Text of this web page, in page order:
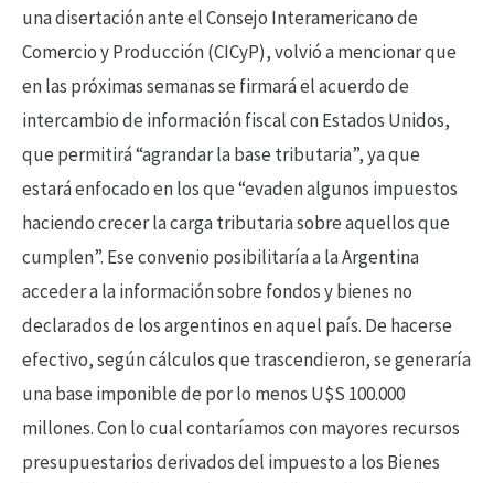
una disertación ante el Consejo Interamericano de
Comercio y Producción (CICyP), volvió a mencionar que
en las próximas semanas se firmará el acuerdo de
intercambio de información fiscal con Estados Unidos,
que permitirá “agrandar la base tributaria”, ya que
estará enfocado en los que “evaden algunos impuestos
haciendo crecer la carga tributaria sobre aquellos que
cumplen”. Ese convenio posibilitaría a la Argentina
acceder a la información sobre fondos y bienes no
declarados de los argentinos en aquel país. De hacerse
efectivo, según cálculos que trascendieron, se generaría
una base imponible de por lo menos U$S 100.000
millones. Con lo cual contaríamos con mayores recursos
presupuestarios derivados del impuesto a los Bienes